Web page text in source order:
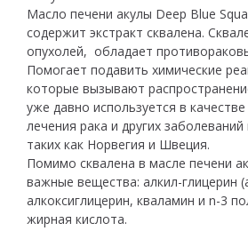
Масло печени акулы Deep Blue
содержит экстракт сквалена.
опухолей, обладает
Помогает подавить химические
которые вызывают
уже давно используется в
лечения рака и других
таких как Норвегия и Швеция.
Помимо сквалена в масле печени
важные вещества: алкил-глицерин
алкоксиглицерин, кваламин и n-3
жирная кислота.